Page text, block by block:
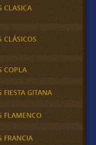
CLASICA
COPLA
GITANA
FLAMENCO
FRANCIA